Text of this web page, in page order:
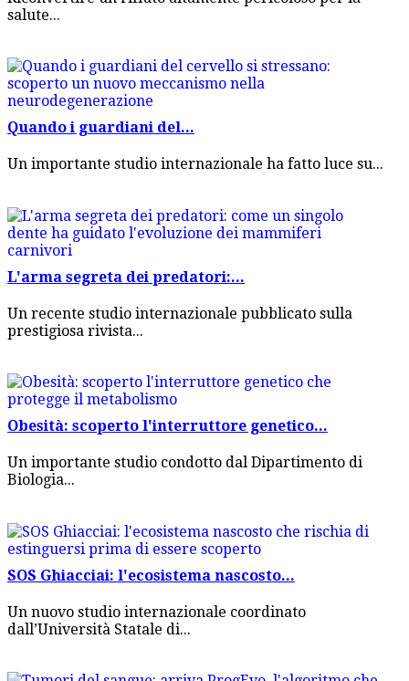
salute...
Quando i guardiani del...
Un importante studio internazionale ha fatto luce su...
L'arma segreta dei predatori:...
Un recente studio internazionale pubblicato sulla
prestigiosa rivista...
Obesità: scoperto l'interruttore genetico...
Un importante studio condotto dal Dipartimento di
Biologia...
SOS Ghiacciai: l'ecosistema nascosto...
Un nuovo studio internazionale coordinato
dall’Università Statale di...